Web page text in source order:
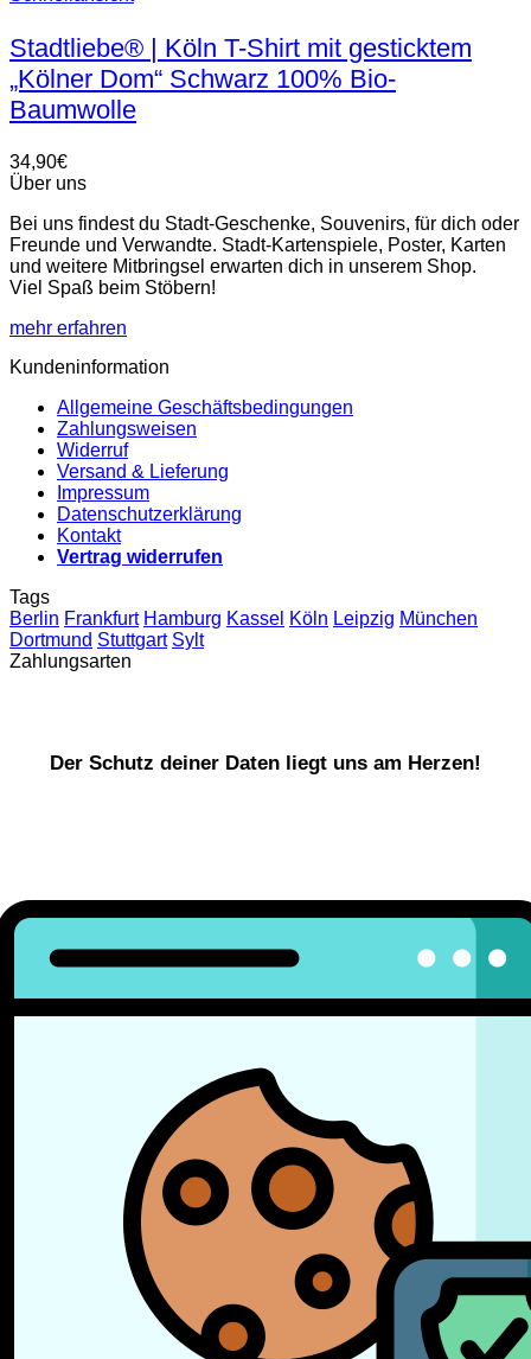
weist
mehrere
Varianten
auf.
Die
können
auf
Produktseite
gewählt
werden
Stadtliebe® | Köln T-Shirt mit gesticktem
„Kölner Dom“ Schwarz 100% Bio-
Baumwolle
34,90€
Über uns
Bei uns findest du Stadt-Geschenke, Souvenirs, für dich oder
Freunde und Verwandte. Stadt-Kartenspiele, Poster, Karten
und weitere Mitbringsel erwarten dich in unserem Shop.
Viel Spaß beim Stöbern!
mehr erfahren
Kundeninformation
Allgemeine Geschäftsbedingungen
Zahlungsweisen
Widerruf
Versand & Lieferung
Impressum
Datenschutzerklärung
Kontakt
Vertrag widerrufen
Tags
Berlin Frankfurt Hamburg Kassel Köln Leipzig München
Dortmund Stuttgart Sylt
Zahlungsarten
Der Schutz deiner Daten liegt uns am Herzen!